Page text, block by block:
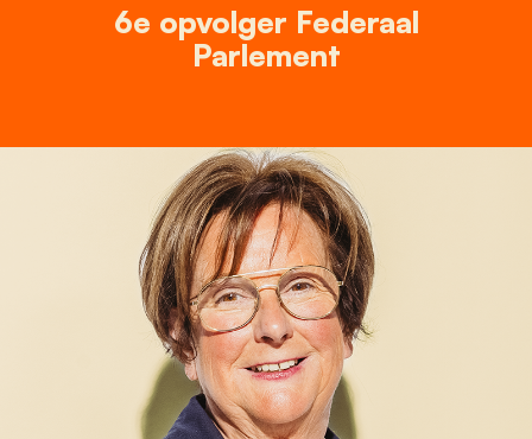
6e opvolger Federaal
Parlement